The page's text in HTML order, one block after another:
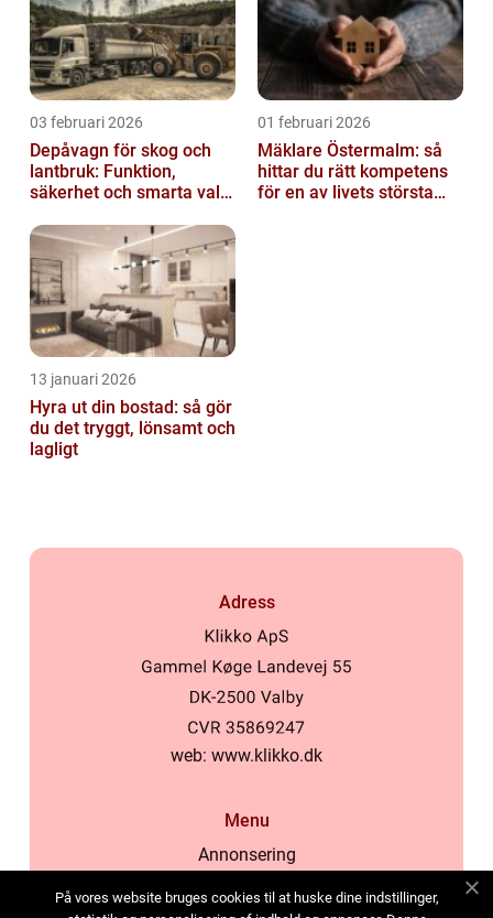
03 februari 2026
Depåvagn för skog och
lantbruk: Funktion,
säkerhet och smarta val
01 februari 2026
Mäklare Östermalm: så
hittar du rätt kompetens
för en av livets största
13 januari 2026
Hyra ut din bostad: så gör
du det tryggt, lönsamt och
lagligt
Adress
web: www.klikko.dk
Menu
Annonsering
På vores website bruges cookies til at huske dine indstillinger,